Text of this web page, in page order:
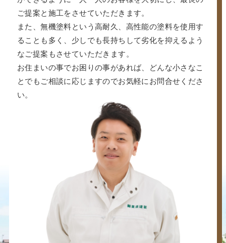
ご提案と施工をさせていただきます。
また、無機塗料という高耐久、高性能の塗料を使用す
ることも多く、少しでも長持ちして劣化を抑えるよう
なご提案もさせていただきます。
お住まいの事でお困りの事があれば、どんな小さなこ
とでもご相談に応じますのでお気軽にお問合せくださ
い。